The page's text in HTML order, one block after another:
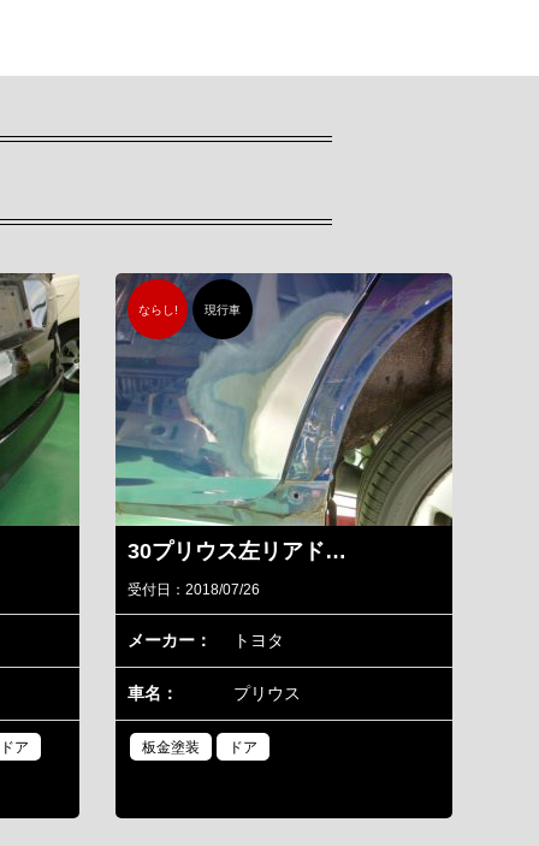
ア
ならし! 現行車
30プリウス左リアド…
受付日：2018/07/26
メーカー： トヨタ
車名： プリウス
板金塗装 ドア